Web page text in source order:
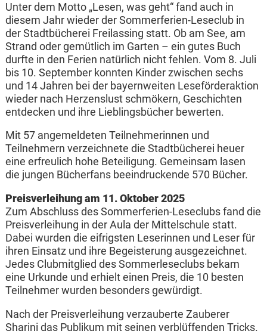
Unter dem Motto „Lesen, was geht“ fand auch in
diesem Jahr wieder der Sommerferien-Leseclub in
der Stadtbücherei Freilassing statt. Ob am See, am
Strand oder gemütlich im Garten – ein gutes Buch
durfte in den Ferien natürlich nicht fehlen. Vom 8. Juli
bis 10. September konnten Kinder zwischen sechs
und 14 Jahren bei der bayernweiten Leseförderaktion
wieder nach Herzenslust schmökern, Geschichten
entdecken und ihre Lieblingsbücher bewerten.
Mit 57 angemeldeten Teilnehmerinnen und
Teilnehmern verzeichnete die Stadtbücherei heuer
eine erfreulich hohe Beteiligung. Gemeinsam lasen
die jungen Bücherfans beeindruckende 570 Bücher.
Preisverleihung am 11. Oktober 2025
Zum Abschluss des Sommerferien-Leseclubs fand die
Preisverleihung in der Aula der Mittelschule statt.
Dabei wurden die eifrigsten Leserinnen und Leser für
ihren Einsatz und ihre Begeisterung ausgezeichnet.
Jedes Clubmitglied des Sommerleseclubs bekam
eine Urkunde und erhielt einen Preis, die 10 besten
Teilnehmer wurden besonders gewürdigt.
Nach der Preisverleihung verzauberte Zauberer
Sharini das Publikum mit seinen verblüffenden Tricks.